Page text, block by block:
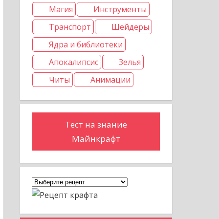
Магия
Инструменты
Транспорт
Шейдеры
Ядра и библиотеки
Апокалипсис
Зелья
Читы
Анимации
Тест на знание
Майнкрафт